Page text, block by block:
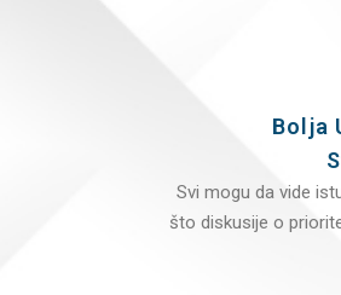
Bolja
Svi mogu da vide
što diskusije o